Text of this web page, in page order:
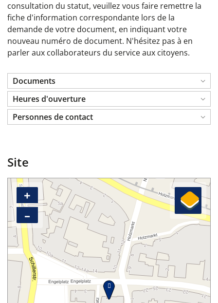
consultation du statut, veuillez vous faire remettre la
fiche d'information correspondante lors de la
demande de votre document, en indiquant votre
nouveau numéro de document. N'hésitez pas à en
parler aux collaborateurs du service aux citoyens.
Documents
Heures d'ouverture
Personnes de contact
Site
+
–